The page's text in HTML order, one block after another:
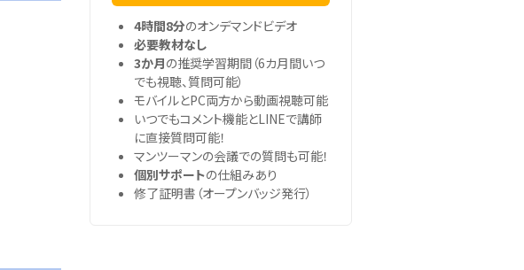
4時間8分のオンデマンドビデオ
必要教材なし
3か月の推奨学習期間（6カ月間いつ
でも視聴、質問可能）
モバイルとPC両方から動画視聴可能
いつでもコメント機能とLINEで講師
に直接質問可能！
マンツーマンの会議での質問も可能！
個別サポートの仕組みあり
修了証明書（オープンバッジ発行）